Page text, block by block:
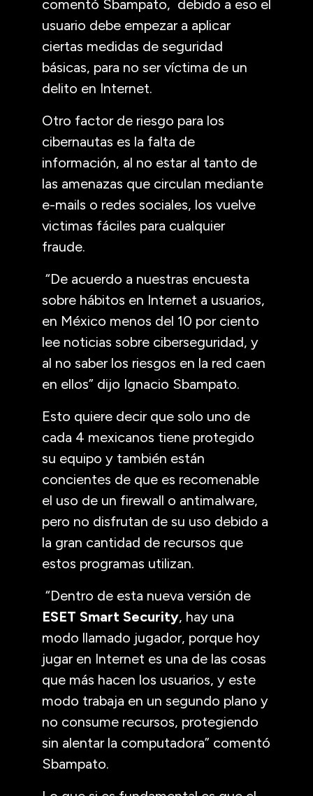
comentó Sbampato, debido a eso el
usuario debe empezar a aplicar
ciertas medidas de seguridad
básicas, para no ser víctima de un
delito en Internet.
Otro factor de riesgo para los
cibernautas es la falta de
información, al no estar al tanto de
las amenazas que circulan mediante
e-mails o redes sociales, los vuelve
victimas fáciles para cualquier
fraude.
“De acuerdo a nuestras encuesta
sobre hábitos en Internet a usuarios,
en México menos del 10 por ciento
lee noticias sobre ciberseguridad, y
al no saber los riesgos en la red caen
en ellos” dijo Ignacio Sbampato.
Esto quiere decir que solo uno de
cada 4 mexicanos tiene protegido
su equipo y también están
concientes de que es recomenable
el uso de un firewall o antimalware,
pero no disfrutan de su uso debido a
la gran cantidad de recursos que
estos programas utilizan.
“Dentro de esta nueva versión de
ESET Smart Security, hay una
modo llamado jugador, porque hoy
jugar en Internet es una de las cosas
que más hacen los usuarios, y este
modo trabaja en un segundo plano y
no consume recursos, protegiendo
sin alentar la computadora” comentó
Sbampato.